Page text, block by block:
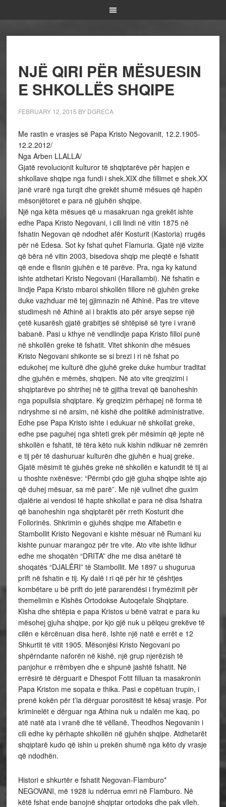
NJË QIRI PËR MËSUESIN
E SHKOLLËS SHQIPE
FEBRUARY 12, 2015 BY DGRECA
Me rastin e vrasjes së Papa Kristo Negovanit, 12.2.1905-
12.2.2012/
Nga Arben LLALLA/
Gjatë revolucionit kulturor të shqiptarëve për hapjen e
shkollave shqipe nga fundi i shek.XIX dhe fillimet e shek.XX
janë vrarë nga turqit dhe grekët shumë mësues që hapën
mësonjëtoret e para në gjuhën shqipe.
Një nga këta mësues që u masakruan nga grekët ishte
edhe Papa Kristo Negovani, i cili lindi në vitin 1875 në
fshatin Negovan që ndodhet afër Kosturit (Kastoria) rrugës
për në Edesa. Sot ky fshat quhet Flamuria. Gjatë një vizite
që bëra në vitin 2003, bisedova shqip me pleqtë e fshatit
që ende e flisnin gjuhën e të parëve. Pra, nga ky katund
ishte atdhetari Kristo Negovani (Harallambi). Në fshatin e
lindje Papa Kristo mbaroi shkollën fillore në gjuhën greke
duke vazhduar më tej gjimnazin në Athinë. Pas tre viteve
studimesh në Athinë ai i braktis ato për arsye sepse një
çetë kusarësh gjatë grabitjes së shtëpisë së tyre i vranë
babanë. Pasi u kthye në vendlindje papa Kristo filloi punë
në shkollën greke të fshatit. Vitet shkonin dhe mësues
Kristo Negovani shikonte se si brezi i ri në fshat po
edukohej me kulturë dhe gjuhë greke duke humbur traditat
dhe gjuhën e mëmës, shqipen. Në ato vite greqizimi i
shqiptarëve po shtrihej në të gjitha trevat që banoheshin
nga popullsia shqiptare. Ky greqizim përhapej në forma të
ndryshme si në arsim, në kishë dhe politikë administrative.
Edhe pse Papa Kristo ishte i edukuar në shkollat greke,
edhe pse paguhej nga shteti grek për mësimin që jepte në
shkollën e fshatit, të tëra këto nuk kishin ndikuar në zemrën
e tij për të dashuruar kulturën dhe gjuhën e huaj greke.
Gjatë mësimit të gjuhës greke në shkollën e katundit të tij ai
u thoshte nxënësve: “Përmbi çdo gjë gjuha shqipe ishte ajo
që duhej mësuar, sa më parë”. Me një vullnet dhe guxim
djalërie ai vendosi të hapte shkollat e para në disa fshatra
që banoheshin nga shqiptarët për rreth Kosturit dhe
Follorinës. Shkrimin e gjuhës shqipe me Alfabetin e
Stambollit Kristo Negovani e kishte mësuar në Rumani ku
kishte punuar marangoz për tre vite. Ato vite ishte lidhur
edhe me shoqatën “DRITA” dhe me disa anëtarë të
shoqatës “DJALËRI” të Stambollit. Më 1897 u shugurua
prift në fshatin e tij. Ky dalë i ri që për hir të çështjes
kombëtare u bë prift do jetë pararendësi i frymëzimit për
themelimin e Kishës Ortodokse Autoqefale Shqiptare.
Kisha dhe shtëpia e papa Kristos u bënë vatrat e para ku
mësohej gjuha shqipe, por kjo gjë nuk u pëlqeu grekëve të
cilën e kërcënuan disa herë. Ishte një natë e errët e 12
Shkurtit të vitit 1905. Mësonjësi Kristo Negovani po
shpërndante naforën në kishë, një grup njerëzish të
panjohur e rrëmbyen dhe e shpunë jashtë fshatit. Në
errësirë të dërguarit e Dhespot Fotit filluan ta masakronin
Papa Kriston me sopata e thika. Pasi e copëtuan trupin, i
prenë kokën për t’ia dërguar porositësit të kësaj vrasje. Por
kriminelët e dërguar nga Athina nuk u ndalën me kaq, po
atë natë ata i vranë dhe të vëllanë, Theodhos Negovanin i
cili edhe ky përhapte shkollën në gjuhën shqipe. Atdhetarët
shqiptarë kudo që ishin u prekën shumë nga këto dy vrasje
që ndodhën.
Histori e shkurtër e fshatit Negovan-Flamburo*
NEGOVANI, më 1928 iu ndërrua emri në Flamburo. Në
këtë fshat ende banojnë shqiptar ortodoks dhe pak vlleh.